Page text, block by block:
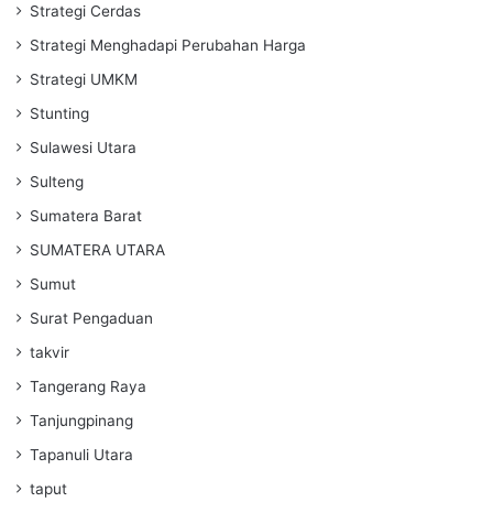
Strategi Cerdas
Strategi Menghadapi Perubahan Harga
Strategi UMKM
Stunting
Sulawesi Utara
Sulteng
Sumatera Barat
SUMATERA UTARA
Sumut
Surat Pengaduan
takvir
Tangerang Raya
Tanjungpinang
Tapanuli Utara
taput